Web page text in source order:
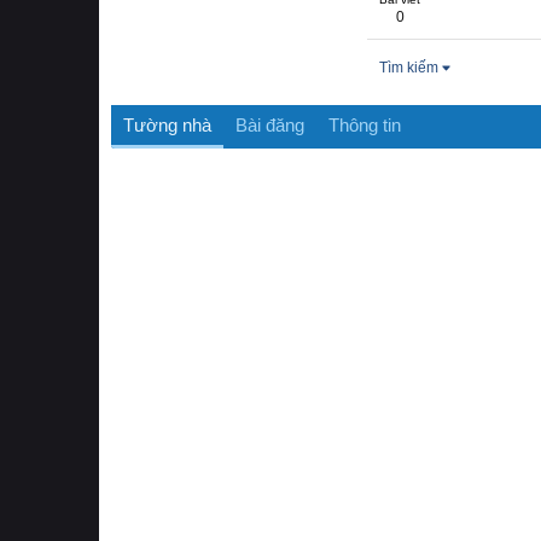
0
Tìm kiếm
Tường nhà Bài đăng Thông tin